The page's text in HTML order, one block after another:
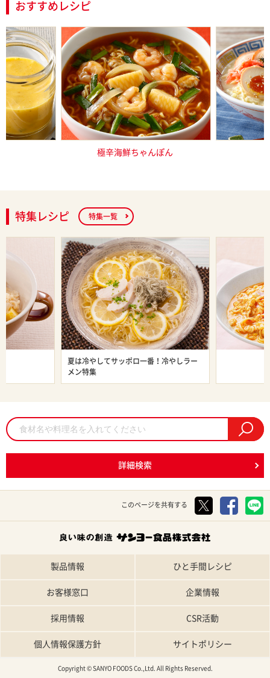
おすすめレシピ
極辛海鮮ちゃんぽん
特集レシピ 特集一覧
夏は冷やしてサッポロ一番！冷やしラー
メン特集
詳細検索
このページを共有する
製品情報 ひと手間レシピ
お客様窓口 企業情報
採用情報 CSR活動
個人情報保護方針 サイトポリシー
Copyright © SANYO FOODS Co.,Ltd. All Rights Reserved.